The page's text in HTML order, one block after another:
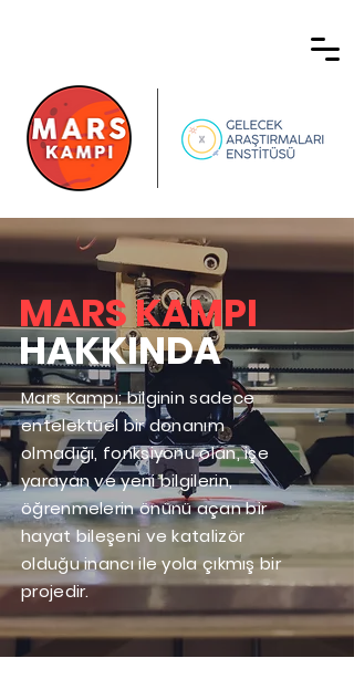
MARS KAMPI
HAKKINDA
Mars Kampı; bilginin sadece
entelektüel bir donanım
olmadığı, fonksiyonu olan, işe
yarayan ve yeni bilgilerin,
öğrenmelerin önünü açan bir
hayat bileşeni ve katalizör
olduğu inancı ile yola çıkmış bir
projedir.